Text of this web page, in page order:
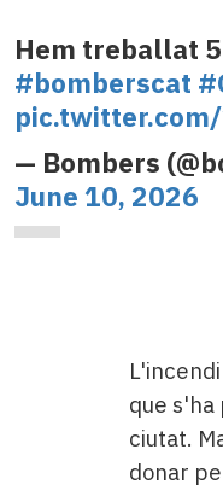
Hem treballat
#bomberscat
— Bombers
June 10, 2026
que
ciutat.
donar